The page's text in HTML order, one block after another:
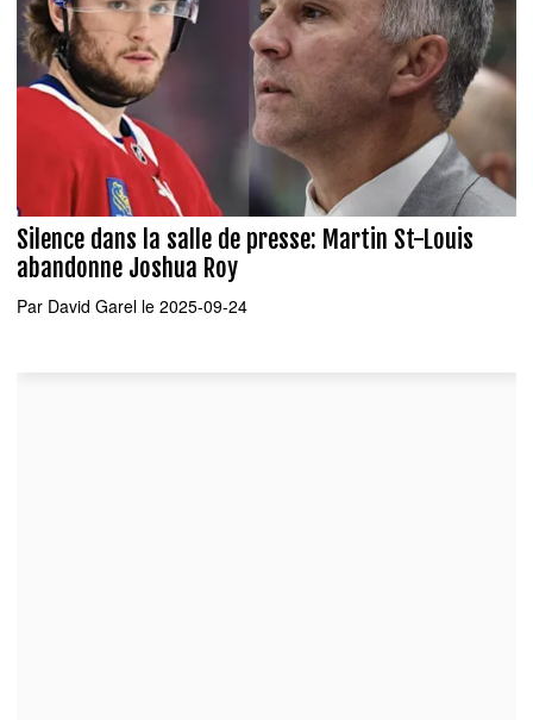
Silence dans la salle de presse: Martin St-Louis
abandonne Joshua Roy
Par David Garel le 2025-09-24